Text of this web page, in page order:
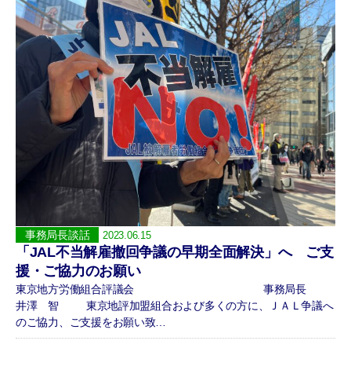
事務局長談話 2023.06.15
「JAL不当解雇撤回争議の早期全面解決」へ ご支
援・ご協力のお願い
東京地方労働組合評議会 事務局長
井澤 智 東京地評加盟組合および多くの方に、ＪＡＬ争議へ
のご協力、ご支援をお願い致…